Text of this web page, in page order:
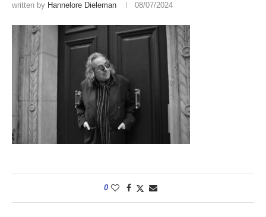
written by Hannelore Dieleman 08/07/2024
0